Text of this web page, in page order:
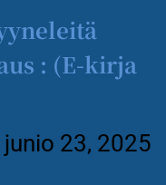
: (E-kirja
junio 23, 2025